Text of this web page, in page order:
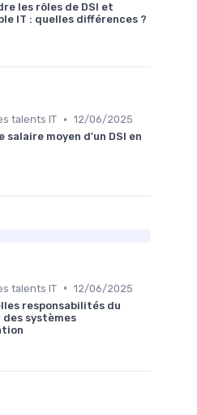
les rôles de DSI et
IT : quelles différences ?
talents IT • 12/06/2025
salaire moyen d'un DSI en
talents IT • 12/06/2025
responsabilités du
systèmes